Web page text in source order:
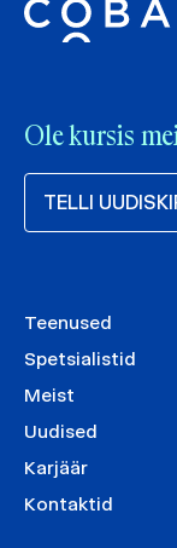
Ole kursis
TELLI
Teenused
Spetsialistid
Meist
Uudised
Karjäär
Kontaktid